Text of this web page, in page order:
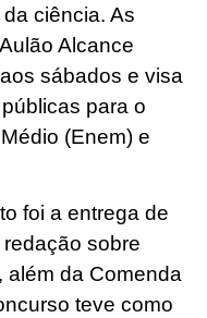
ciência. As
Alcance
sábados e visa
para o
(Enem) e
foi a entrega de
sobre
além da Comenda
teve como